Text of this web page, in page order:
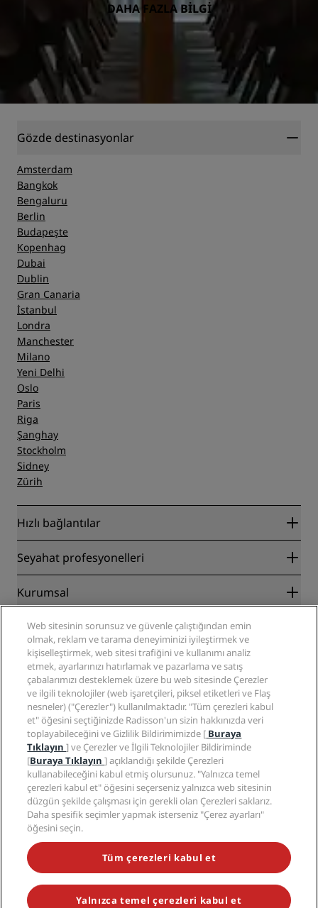
DAHA FAZLA BILGI
Gözde destinasyonlar
Amsterdam
Bangkok
Bengaluru
Berlin
Budapeşte
Kopenhag
Dubai
Dublin
Gran Canaria
İstanbul
Londra
Manchester
Milano
Yeni Delhi
Oslo
Paris
Riga
Şanghay
Stockholm
Sidney
Zürih
Hızlı bağlantılar
Radisson Rewards
Blog
Destinasyonlar
Radisson Hotels Uygulaması
Sports Approved oteller
Aile Dostu Oteller
Sağlık ve Güvenlik
Seyahat profesyonelleri
İş Ortakları
Seyahat acenteleri
Kurumsal
Radisson Hotel Group
Medya
Kariyer RHG
Kariyer PPHE
EHL Kariyer
The Club by RHG
Geliştirme fırsatları
Sorumlu İşletme
Satın Alma
Yasal
Gizlilik Merkezi
Yasal bildirim
Radisson Rewards hüküm ve koşulları
Site kullanım sözleşmesi
Dijital Erişilebilirlik
Modern Kölelik Beyanı
Yardım
Tüketici uyarıları
İletişim
SSS
Site haritası
Sosyal medya
Radisson Hotels Markaları
POPÜLER KAMPANYALARIMIZI KAÇIRMAYIN
Web sitesinin sorunsuz ve güvenle çalıştığından emin
olmak, reklam ve tarama deneyiminizi iyileştirmek ve
kişiselleştirmek, web sitesi trafiğini ve kullanımı analiz
etmek, ayarlarınızı hatırlamak ve pazarlama ve satış
çabalarımızı desteklemek üzere bu web sitesinde Çerezler
ve ilgili teknolojiler (web işaretçileri, piksel etiketleri ve Flaş
nesneler) ("Çerezler") kullanılmaktadır. "Tüm çerezleri kabul
et" öğesini seçtiğinizde Radisson'un sizin hakkınızda veri
toplayabileceğini ve Gizlilik Bildirimimizde [ Buraya
Tıklayın] ve Çerezler ve İlgili Teknolojiler Bildiriminde
[Buraya Tıklayın] açıklandığı şekilde Çerezleri
kullanabileceğini kabul etmiş olursunuz. "Yalnızca temel
çerezleri kabul et" öğesini seçerseniz yalnızca web sitesinin
düzgün şekilde çalışması için gerekli olan Çerezleri saklarız.
Daha spesifik seçimler yapmak isterseniz "Çerez ayarları"
öğesini seçin.
Tüm çerezleri kabul et
Yalnızca temel çerezleri kabul et